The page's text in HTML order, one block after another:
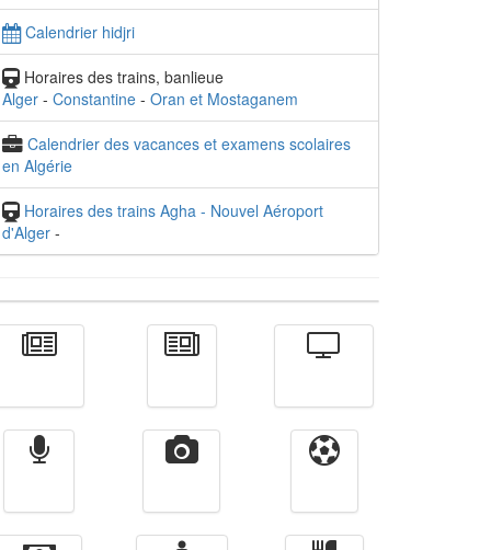
Calendrier hidjri
Horaires des trains, banlieue
Alger - Constantine - Oran et Mostaganem
Calendrier des vacances et examens scolaires
en Algérie
Horaires des trains Agha - Nouvel Aéroport
d'Alger -